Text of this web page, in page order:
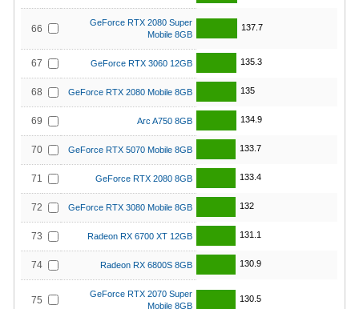
66
GeForce RTX 2080 Super
Mobile 8GB
137.7
67 GeForce RTX 3060 12GB 135.3
68 GeForce RTX 2080 Mobile 8GB 135
69 Arc A750 8GB 134.9
70 GeForce RTX 5070 Mobile 8GB 133.7
71 GeForce RTX 2080 8GB 133.4
72 GeForce RTX 3080 Mobile 8GB 132
73 Radeon RX 6700 XT 12GB 131.1
74 Radeon RX 6800S 8GB 130.9
75
GeForce RTX 2070 Super
Mobile 8GB
130.5